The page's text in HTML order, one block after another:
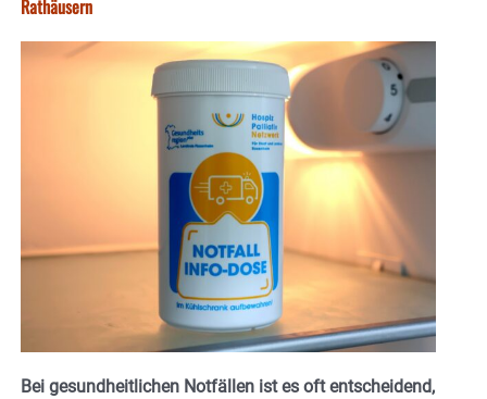
Rathäusern
Bei gesundheitlichen Notfällen ist es oft entscheidend,